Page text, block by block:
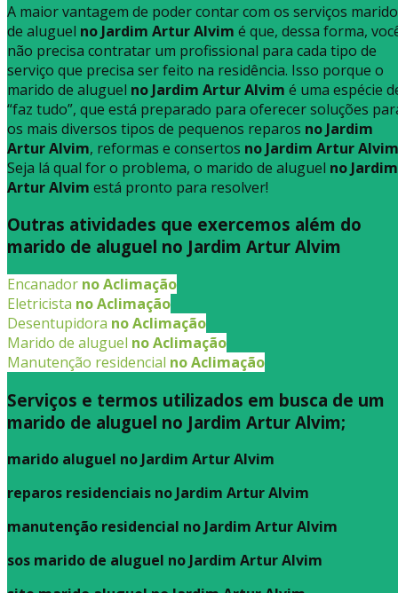
A maior vantagem de poder contar com os serviços marido
de aluguel no Jardim Artur Alvim é que, dessa forma,
não precisa contratar um profissional para cada tipo de
serviço que precisa ser feito na residência. Isso porque o
marido de aluguel no Jardim Artur Alvim é uma espécie
“faz tudo”, que está preparado para oferecer soluções
os mais diversos tipos de pequenos reparos no Jardim
Artur Alvim, reformas e consertos no Jardim Artur Alvim
Seja lá qual for o problema, o marido de aluguel no Jardim
Artur Alvim está pronto para resolver!
Outras atividades que exercemos além do
marido de aluguel no Jardim Artur Alvim
Encanador no Aclimação
Eletricista no Aclimação
Desentupidora no Aclimação
Marido de aluguel no Aclimação
Manutenção residencial no Aclimação
Serviços e termos utilizados em busca de um
marido de aluguel no Jardim Artur Alvim;
marido aluguel no Jardim Artur Alvim
reparos residenciais no Jardim Artur Alvim
manutenção residencial no Jardim Artur Alvim
sos marido de aluguel no Jardim Artur Alvim